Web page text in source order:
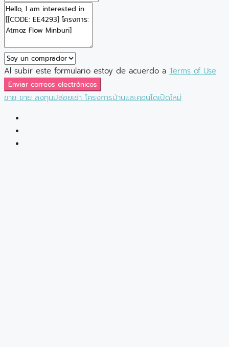
Al subir este formulario estoy de acuerdo a Terms of Use
Enviar correos electrónicos
ขาย ขาย ลงทุนปล่อยเช่า โครงการบ้านและคอนโดเปิดใหม่